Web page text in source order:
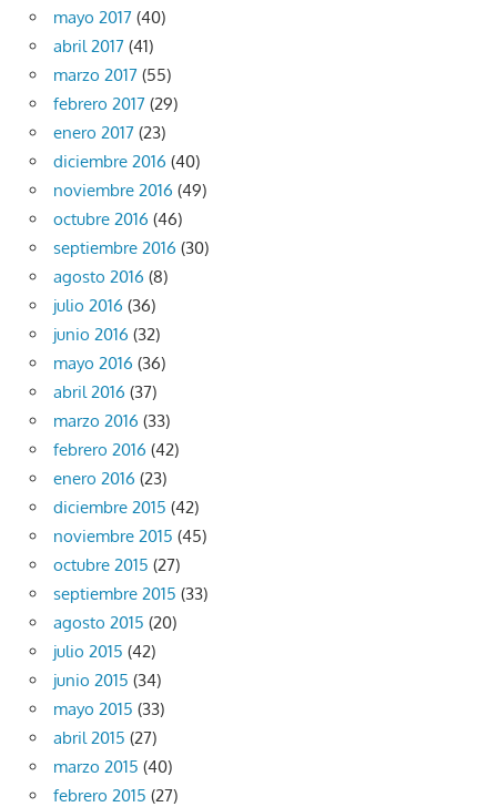
mayo 2017 (40)
abril 2017 (41)
marzo 2017 (55)
febrero 2017 (29)
enero 2017 (23)
diciembre 2016 (40)
noviembre 2016 (49)
octubre 2016 (46)
septiembre 2016 (30)
agosto 2016 (8)
julio 2016 (36)
junio 2016 (32)
mayo 2016 (36)
abril 2016 (37)
marzo 2016 (33)
febrero 2016 (42)
enero 2016 (23)
diciembre 2015 (42)
noviembre 2015 (45)
octubre 2015 (27)
septiembre 2015 (33)
agosto 2015 (20)
julio 2015 (42)
junio 2015 (34)
mayo 2015 (33)
abril 2015 (27)
marzo 2015 (40)
febrero 2015 (27)